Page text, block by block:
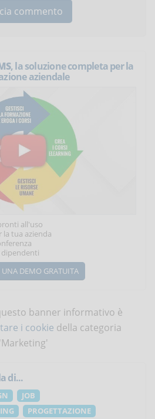
, la soluzione completa per la
aziendale
all'uso
la tua azienda
dipendenti
DEMO GRATUITA
banner informativo è
i cookie della categoria
'Marketing'
di...
JOB
PROGETTAZIONE